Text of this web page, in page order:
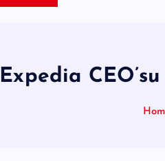
Expedia